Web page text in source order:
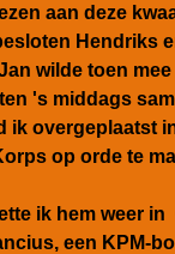
aan deze
Hendriks
wilde toen
's middags
ik overgeplaatst
op orde te
ik hem weer
een KPM-